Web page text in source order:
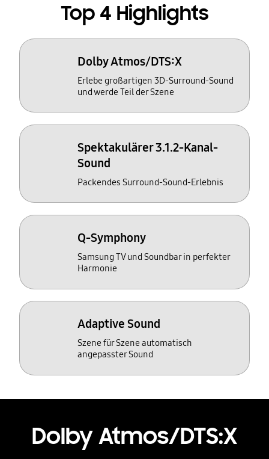
Top 4 Highlights
Dolby Atmos/DTS:X
Erlebe großartigen 3D-Surround-Sound
und werde Teil der Szene
Spektakulärer 3.1.2-Kanal-
Sound
Packendes Surround-Sound-Erlebnis
Q-Symphony
Samsung TV und Soundbar in perfekter
Harmonie
Adaptive Sound
Szene für Szene automatisch
angepasster Sound
Dolby Atmos/DTS:X